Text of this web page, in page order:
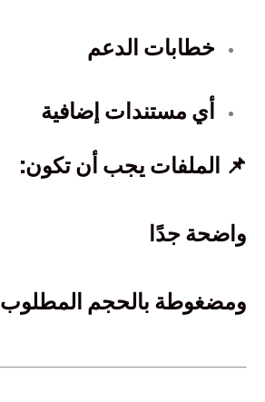
خطابات الدعم
أي مستندات إضافية
📌 الملفات يجب أن تكون:
واضحة جدًا
ومضغوطة بالحجم المطلوب